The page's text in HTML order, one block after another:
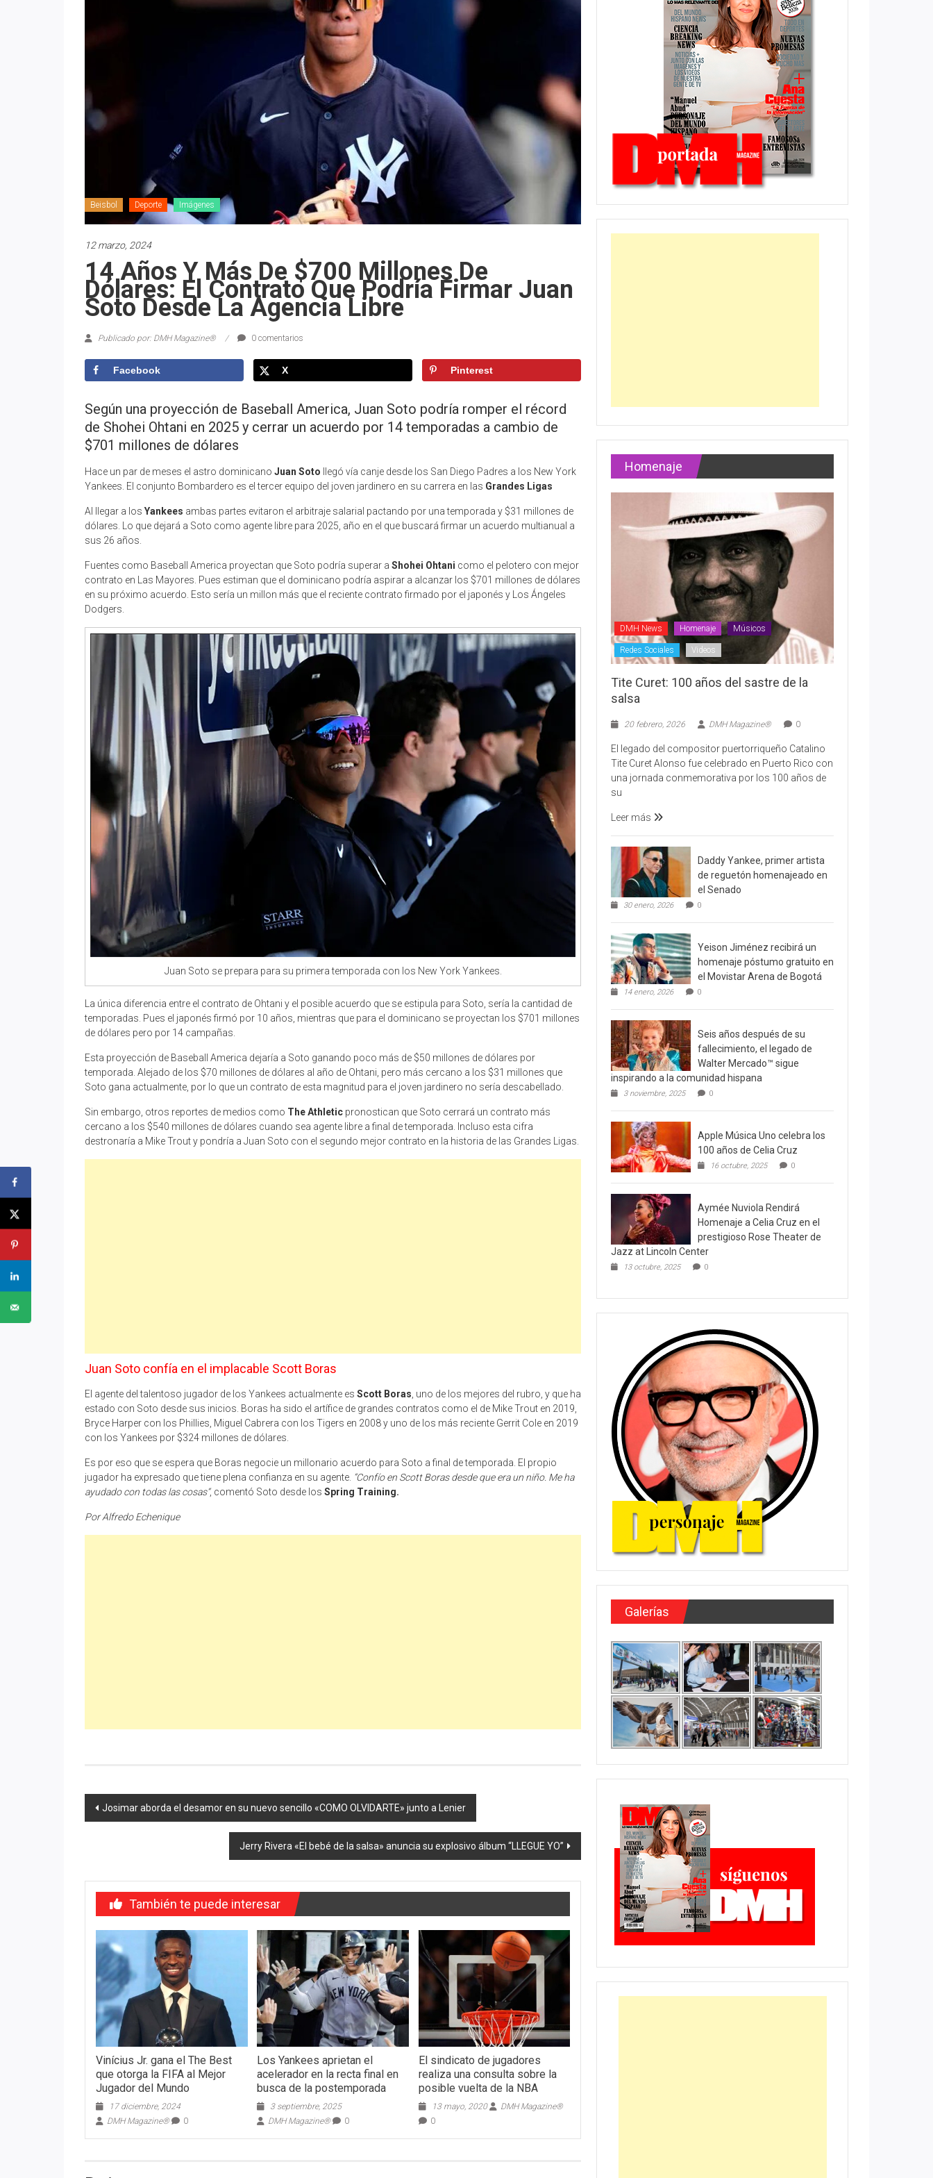
Beisbol Deporte Imágenes
12 marzo, 2024
14 Años Y Más De $700 Millones De
Dólares: El Contrato Que Podría Firmar Juan
Soto Desde La Agencia Libre
Publicado por: DMH Magazine® 0 comentarios
Facebook X Pinterest
Según una proyección de Baseball America, Juan Soto podría romper el récord
de Shohei Ohtani en 2025 y cerrar un acuerdo por 14 temporadas a cambio de
$701 millones de dólares
Hace un par de meses el astro dominicano Juan Soto llegó vía canje desde los San Diego Padres a los New York
Yankees. El conjunto Bombardero es el tercer equipo del joven jardinero en su carrera en las Grandes Ligas
Al llegar a los Yankees ambas partes evitaron el arbitraje salarial pactando por una temporada y $31 millones de
dólares. Lo que dejará a Soto como agente libre para 2025, año en el que buscará firmar un acuerdo multianual a
sus 26 años.
Fuentes como Baseball America proyectan que Soto podría superar a Shohei Ohtani como el pelotero con mejor
contrato en Las Mayores. Pues estiman que el dominicano podría aspirar a alcanzar los $701 millones de dólares
en su próximo acuerdo. Esto sería un millon más que el reciente contrato firmado por el japonés y Los Ángeles
Dodgers.
Juan Soto se prepara para su primera temporada con los New York Yankees.
La única diferencia entre el contrato de Ohtani y el posible acuerdo que se estipula para Soto, sería la cantidad de
temporadas. Pues el japonés firmó por 10 años, mientras que para el dominicano se proyectan los $701 millones
de dólares pero por 14 campañas.
Esta proyección de Baseball America dejaría a Soto ganando poco más de $50 millones de dólares por
temporada. Alejado de los $70 millones de dólares al año de Ohtani, pero más cercano a los $31 millones que
Soto gana actualmente, por lo que un contrato de esta magnitud para el joven jardinero no sería descabellado.
Sin embargo, otros reportes de medios como The Athletic pronostican que Soto cerrará un contrato más
cercano a los $540 millones de dólares cuando sea agente libre a final de temporada. Incluso esta cifra
destronaría a Mike Trout y pondría a Juan Soto con el segundo mejor contrato en la historia de las Grandes Ligas.
Juan Soto confía en el implacable Scott Boras
El agente del talentoso jugador de los Yankees actualmente es Scott Boras , uno de los mejores del rubro, y que ha
estado con Soto desde sus inicios. Boras ha sido el artífice de grandes contratos como el de Mike Trout en 2019,
Bryce Harper con los Phillies, Miguel Cabrera con los Tigers en 2008 y uno de los más reciente Gerrit Cole en 2019
con los Yankees por $324 millones de dólares.
Es por eso que se espera que Boras negocie un millonario acuerdo para Soto a final de temporada. El propio
jugador ha expresado que tiene plena confianza en su agente. “Confío en Scott Boras desde que era un niño. Me ha
ayudado con todas las cosas“, comentó Soto desde los Spring Training.
Por Alfredo Echenique
Navegación
Josimar aborda el desamor en su nuevo sencillo «COMO OLVIDARTE» junto a Lenier
Jerry Rivera «El bebé de la salsa» anuncia su explosivo álbum “LLEGUE YO”
También te puede interesar
Vinícius Jr. gana el The Best
que otorga la FIFA al Mejor
Jugador del Mundo
17 diciembre, 2024
DMH Magazine®
0
Los Yankees aprietan el
acelerador en la recta final en
busca de la postemporada
3 septiembre, 2025
DMH Magazine®
0
El sindicato de jugadores
realiza una consulta sobre la
posible vuelta de la NBA
13 mayo, 2020
DMH Magazine®
0
Homenaje
DMH News Homenaje Músicos
Redes Sociales Videos
Tite Curet: 100 años del sastre de la
salsa
20 febrero, 2026 DMH Magazine® 0
El legado del compositor puertorriqueño Catalino
Tite Curet Alonso fue celebrado en Puerto Rico con
una jornada conmemorativa por los 100 años de
su
Leer más
Daddy Yankee, primer artista
de reguetón homenajeado en
el Senado
30 enero, 2026 0
Yeison Jiménez recibirá un
homenaje póstumo gratuito en
el Movistar Arena de Bogotá
14 enero, 2026 0
Seis años después de su
fallecimiento, el legado de
Walter Mercado™ sigue
inspirando a la comunidad hispana
3 noviembre, 2025 0
Apple Música Uno celebra los
100 años de Celia Cruz
16 octubre, 2025 0
Aymée Nuviola Rendirá
Homenaje a Celia Cruz en el
prestigioso Rose Theater de
Jazz at Lincoln Center
13 octubre, 2025 0
Galerías